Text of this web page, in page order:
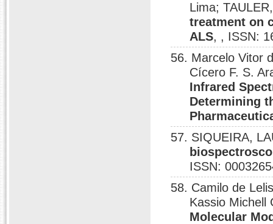
Lima;
treatment on
ALS, , ISSN:
56. Marcelo Vitor
Cícero F. S.
Infrared
Determining
57. SIQUEIRA,
ISSN:
58. Camilo de
Kassio
Molecular